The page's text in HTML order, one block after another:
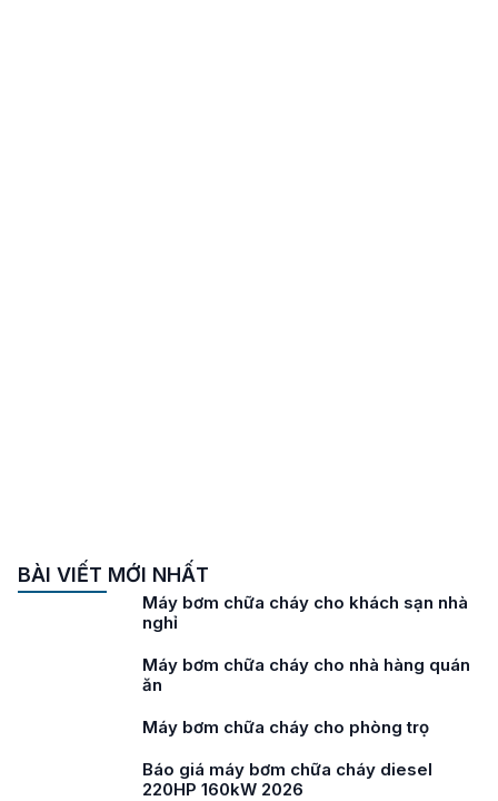
BÀI VIẾT MỚI NHẤT
Máy bơm chữa cháy cho khách sạn nhà
nghỉ
Máy bơm chữa cháy cho nhà hàng quán
ăn
Máy bơm chữa cháy cho phòng trọ
Báo giá máy bơm chữa cháy diesel
220HP 160kW 2026